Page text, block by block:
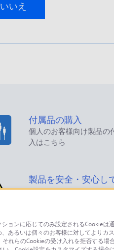
いいえ
付属品の購入
個人のお客様向け製品の
入はこちら
製品を安全・安心し
製品に関するお問い
ョンに応じてのみ設定されるCookieは
あるいは個々のお客様に対してよりカ
れらのCookieの受け入れを拒否する場